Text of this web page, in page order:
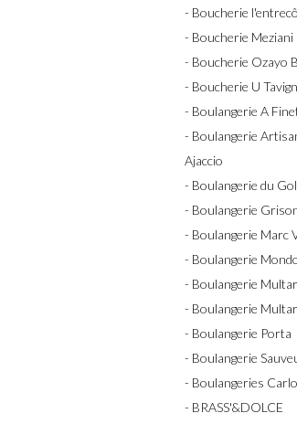
- Boucherie
- Boucherie Meziani
- Boucherie Ozayo
- Boucherie U
- Boulangerie A
- Boulangerie
Ajaccio
- Boulangerie du
- Boulangerie
- Boulangerie Marc
- Boulangerie
- Boulangerie
- Boulangerie
- Boulangerie Porta
- Boulangerie
- Boulangeries
- BRASS'&DOLCE